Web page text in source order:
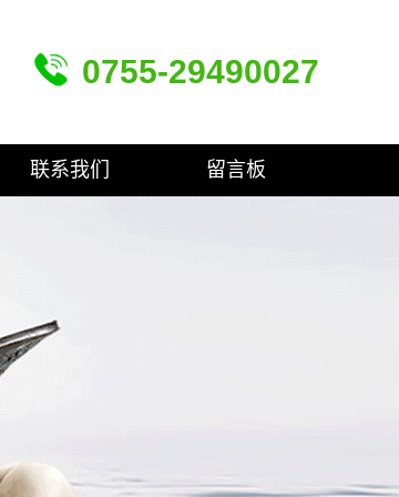
0755-29490027
联系我们 留言板